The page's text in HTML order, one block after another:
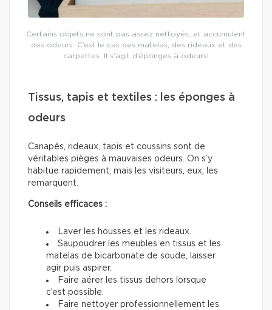
Certains objets ne sont pas assez nettoyés, et accumulent
des odeurs. C’est le cas des matelas, des rideaux et des
carpettes. Il s’agit d’éponges à odeurs!
Tissus, tapis et textiles : les éponges à
odeurs
Canapés, rideaux, tapis et coussins sont de
véritables pièges à mauvaises odeurs. On s’y
habitue rapidement, mais les visiteurs, eux, les
remarquent.
Conseils efficaces :
Laver les housses et les rideaux.
Saupoudrer les meubles en tissus et les
matelas de bicarbonate de soude, laisser
agir puis aspirer.
Faire aérer les tissus dehors lorsque
c’est possible.
Faire nettoyer professionnellement les